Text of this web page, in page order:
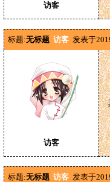
访客
标题:无标题 访客 发表于
访客
标题:无标题 访客 发表于